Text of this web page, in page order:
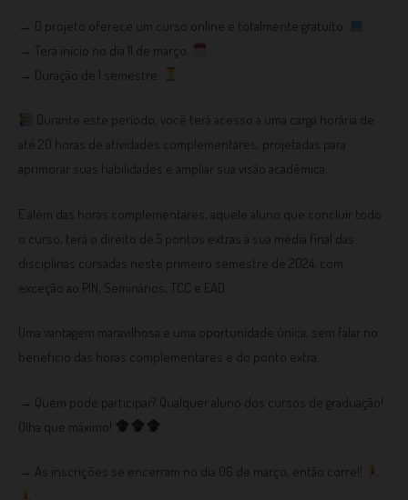
→ O projeto oferece um curso online e totalmente gratuito.
→ Terá início no dia 11 de março.
→ Duração de 1 semestre.
Durante este período, você terá acesso a uma carga horária de
até 20 horas de atividades complementares, projetadas para
aprimorar suas habilidades e ampliar sua visão acadêmica.
E além das horas complementares, aquele aluno que concluir todo
o curso, terá o direito de 5 pontos extras à sua média final das
disciplinas cursadas neste primeiro semestre de 2024, com
exceção ao PIN, Seminários, TCC e EAD.
Uma vantagem maravilhosa e uma oportunidade única, sem falar no
benefício das horas complementares e do ponto extra.
→ Quem pode participar? Qualquer aluno dos cursos de graduação!
Olha que máximo!
→ As inscrições se encerram no dia 06 de março, então corre!!